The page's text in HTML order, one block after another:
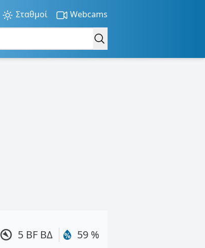
Σταθμοί Webcams
5 BF ΒΔ 59 %